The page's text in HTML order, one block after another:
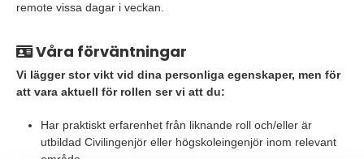
remote vissa dagar i veckan.
Våra förväntningar
Vi lägger stor vikt vid dina personliga egenskaper, men för
att vara aktuell för rollen ser vi att du:
Har praktiskt erfarenhet från liknande roll och/eller är
utbildad Civilingenjör eller högskoleingenjör inom relevant